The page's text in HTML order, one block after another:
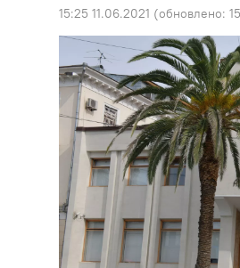
15:25 11.06.2021 (обновлено: